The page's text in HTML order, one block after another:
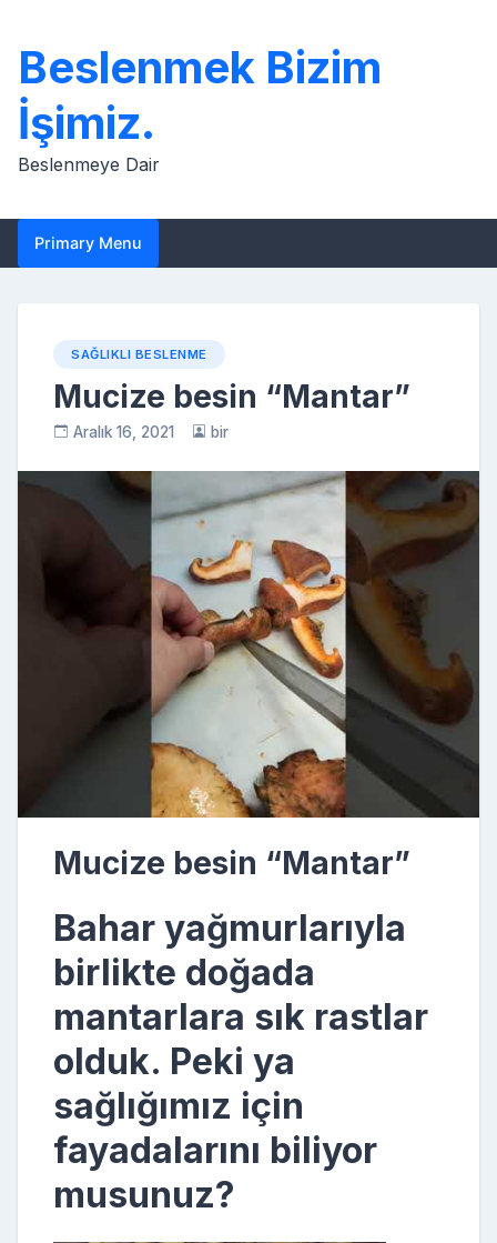
content
Beslenmek Bizim
İşimiz.
Beslenmeye Dair
Primary Menu
SAĞLIKLI BESLENME
Mucize besin “Mantar”
Aralık 16, 2021 bir
Mucize besin “Mantar”
Bahar yağmurlarıyla
birlikte doğada
mantarlara sık rastlar
olduk. Peki ya
sağlığımız için
fayadalarını biliyor
musunuz?